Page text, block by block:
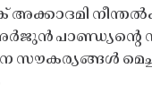
അക്കാദമി
പാണ്ഡ്യൻ്റെ
സൗകര്യങ്ങൾ